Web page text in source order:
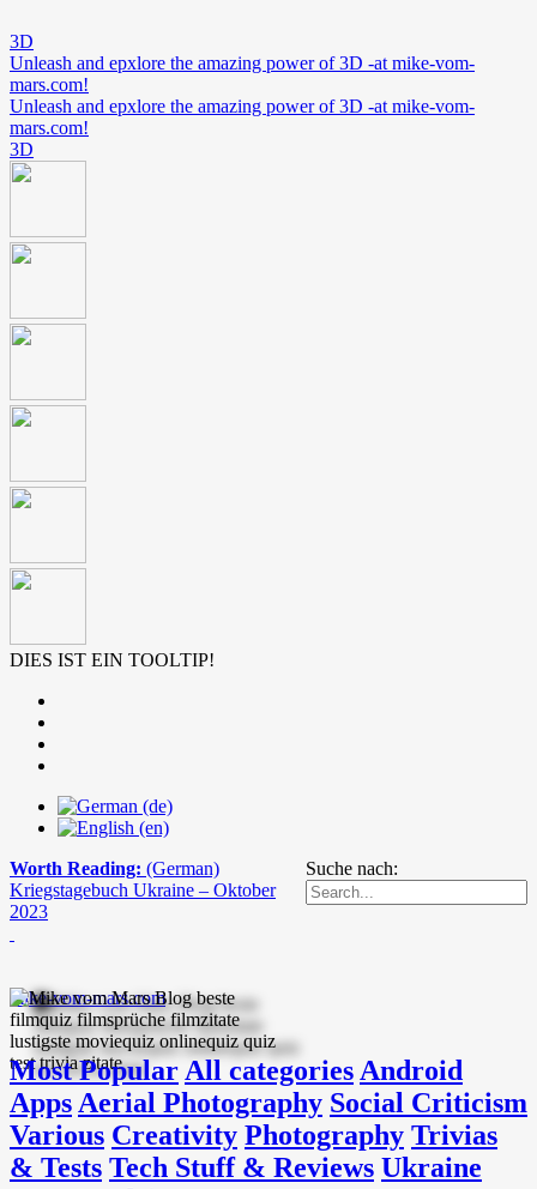
3D
Unleash and epxlore the amazing power of 3D -at mike-vom-
mars.com!
Unleash and epxlore the amazing power of 3D -at mike-vom-
mars.com!
3D
DIES IST EIN TOOLTIP!
Suche nach:
Worth Reading: (German)
Kriegstagebuch Ukraine – Oktober
2023
mike-vom-mars.com
Most Popular All categories Android
Apps Aerial Photography Social Criticism
Various Creativity Photography Trivias
& Tests Tech Stuff & Reviews Ukraine